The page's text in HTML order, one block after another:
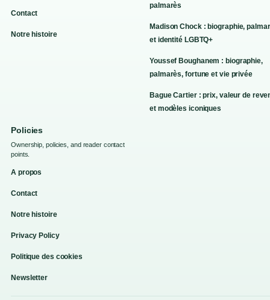
Contact
Notre histoire
palmarès
Madison Chock : biographie,
et identité LGBTQ+
Youssef Boughanem : biographie,
palmarès, fortune et vie privée
Bague Cartier : prix, valeur de
et modèles iconiques
Policies
Ownership, policies, and reader contact
points.
A propos
Contact
Notre histoire
Privacy Policy
Politique des cookies
Newsletter